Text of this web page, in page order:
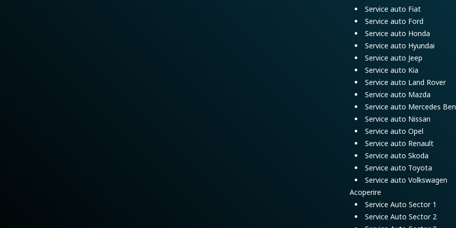
Service auto Fiat
Service auto Ford
Service auto Honda
Service auto Hyundai
Service auto Jeep
Service auto Kia
Service auto Land Rover
Service auto Mazda
Service auto Mercedes
Service auto Nissan
Service auto Opel
Service auto Renault
Service auto Skoda
Service auto Toyota
Service auto Volkswagen
Acoperire
Service Auto Sector 1
Service Auto Sector 2